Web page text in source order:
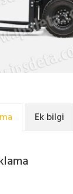
Ek bilgi